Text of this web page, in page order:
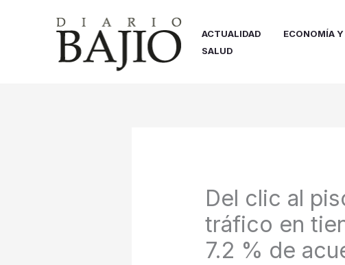
ACTUALIDAD ECONOMÍA
SALUD
Del clic al
tráfico en
7.2 % de